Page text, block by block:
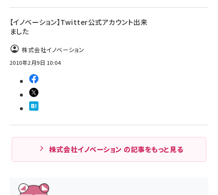
【イノベーション】Twitter公式アカウント出来
ました
株式会社イノベーション
2010年2月9日 10:04
株式会社イノベーション の記事をもっと見る